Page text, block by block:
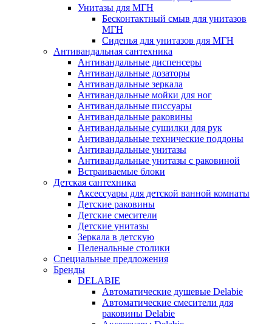
Унитазы для МГН
Бесконтактный смыв для унитазов
МГН
Сиденья для унитазов для МГН
Антивандальная сантехника
Антивандальные диспенсеры
Антивандальные дозаторы
Антивандальные зеркала
Антивандальные мойки для ног
Антивандальные писсуары
Антивандальные раковины
Антивандальные сушилки для рук
Антивандальные технические поддоны
Антивандальные унитазы
Антивандальные унитазы с раковиной
Встраиваемые блоки
Детская сантехника
Аксессуары для детской ванной комнаты
Детские раковины
Детские смесители
Детские унитазы
Зеркала в детскую
Пеленальные столики
Специальные предложения
Бренды
DELABIE
Автоматические душевые Delabie
Автоматические смесители для
раковины Delabie